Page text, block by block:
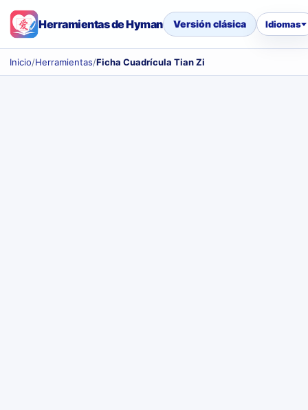
Herramientas de Hyman Versión clásica Idiomas
Inicio/Herramientas/Ficha Cuadrícula Tian Zi